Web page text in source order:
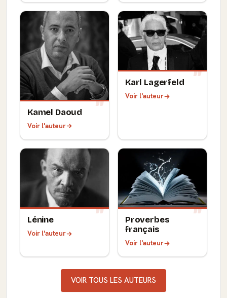
Kamel Daoud
Voir l'auteur
Karl Lagerfeld
Voir l'auteur
Lénine
Voir l'auteur
Proverbes
français
Voir l'auteur
VOIR TOUS LES AUTEURS